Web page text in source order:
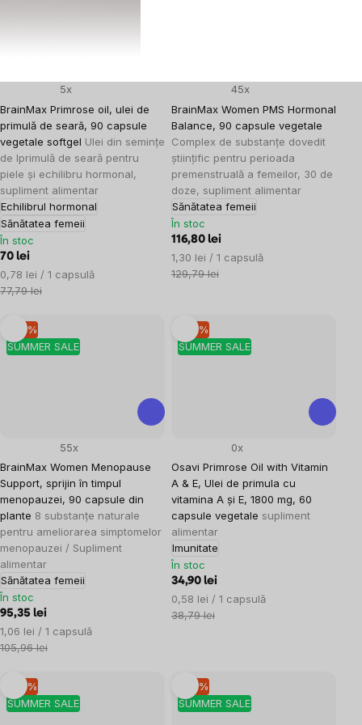
BrainMax Primrose oil, ulei de
primulă de seară, 90 capsule
vegetale softgel Ulei din semințe
de lprimulă de seară pentru
piele și echilibru hormonal,
supliment alimentar
Echilibrul hormonal
Sănătatea femeii
5x
În stoc
70 lei
Evaluare
preţ:
0,78 lei / 1 capsulă
77,79 lei
BrainMax Women PMS Hormonal
Balance, 90 capsule vegetale
Complex de substanțe dovedit
științific pentru perioada
premenstruală a femeilor, 30 de
doze, supliment alimentar
Sănătatea femeii
45x
În stoc
116,80 lei
Evaluare
preţ:
1,30 lei / 1 capsulă
129,79 lei
SUMMER SALE
–10 %
BrainMax Women Menopause
Support, sprijin în timpul
menopauzei, 90 capsule din
plante 8 substanțe naturale
pentru ameliorarea simptomelor
menopauzei / Supliment
alimentar
Sănătatea femeii
55x
În stoc
95,35 lei
Evaluare
preţ:
1,06 lei / 1 capsulă
105,96 lei
SUMMER SALE
–10 %
Osavi Primrose Oil with Vitamin
A & E, Ulei de primula cu
vitamina A și E, 1800 mg, 60
capsule vegetale supliment
alimentar
Imunitate
0x
În stoc
34,90 lei
Evaluare
preţ:
0,58 lei / 1 capsulă
38,79 lei
SUMMER SALE
–10 %
SUMMER SALE
–10 %